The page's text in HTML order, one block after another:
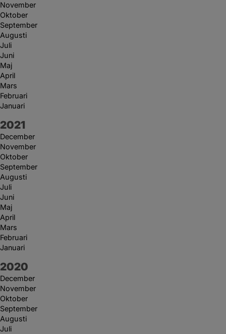
November
Oktober
September
Augusti
Juli
Juni
Maj
April
Mars
Februari
Januari
År:
2021
December
November
Oktober
September
Augusti
Juli
Juni
Maj
April
Mars
Februari
Januari
År:
2020
December
November
Oktober
September
Augusti
Juli